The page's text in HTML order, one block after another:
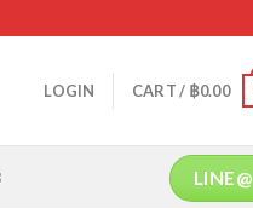
LOGIN CART / ฿0.00
LINE@